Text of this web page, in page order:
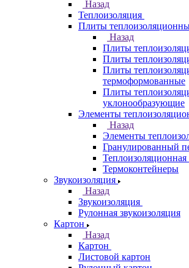
Назад
Теплоизоляция
Плиты
Назад
Плиты
Плиты
Плиты
термоформованные
Плиты
уклонообразующие
Элементы
Назад
Элементы
Гранулированный
Теплоизоляционная
Термоконтейнеры
Звукоизоляция
Назад
Звукоизоляция
Рулонная звукоизоляция
Картон
Назад
Картон
Листовой картон